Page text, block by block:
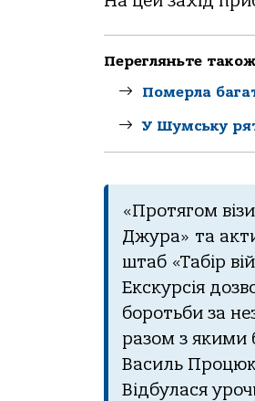
Перегляньте
Померла
У Шумську
«Протягом
Джура» та
штаб «Табір
Екскурсія
боротьби за
разом з якими
Василь
Відбулася